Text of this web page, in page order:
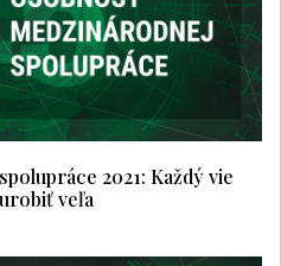
2021: Každý vie
veľa